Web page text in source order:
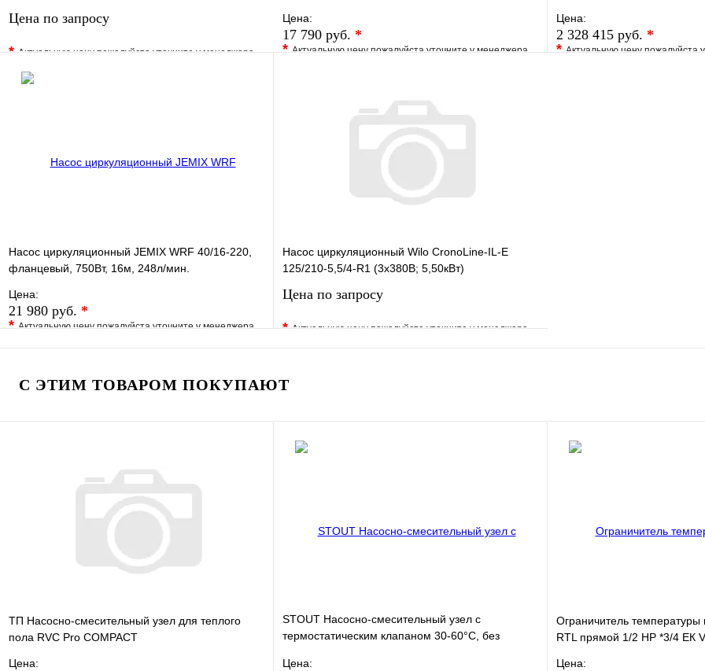
Цена по запросу
*Актуальную цену пожалуйста уточните у менеджера
В избранное
Цена:
17 790 руб. *
*Актуальную цену пожалуйста уточните у менеджера
В корзину
Цена:
2 328 415 руб. *
*Актуальную цену пожалуйста
Насос циркуляционный JEMIX WRF 40/16-220,
фланцевый, 750Вт, 16м, 248л/мин.
Цена:
21 980 руб. *
*Актуальную цену пожалуйста уточните у менеджера
В избранное Сравнение
В корзину
Насос циркуляционный Wilo CronoLine-IL-E
125/210-5,5/4-R1 (3х380В; 5,50кВт)
Цена по запросу
*Актуальную цену пожалуйста уточните у менеджера
В избранное Сравнение
Запросить цену
С ЭТИМ ТОВАРОМ ПОКУПАЮТ
ТП Насосно-смесительный узел для теплого
пола RVC Pro COMPACT
Цена:
STOUT Насосно-смесительный узел с
термостатическим клапаном 30-60°C, без
Цена:
Ограничитель температуры
RTL прямой 1/2 НР *3/4 ЕК
Цена: